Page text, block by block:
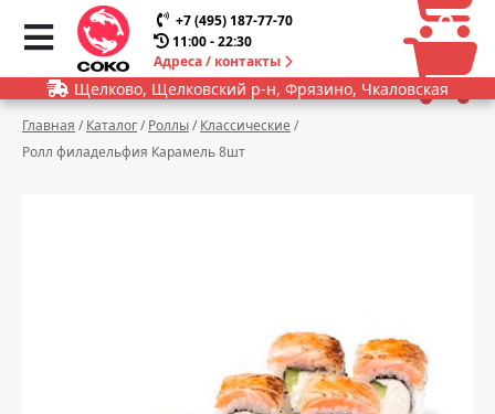
+7 (495) 187-77-70
11:00 - 22:30
Адреса / контакты
0
0
Щелково, Щелковский р-н, Фрязино, Чкаловская
Главная / Каталог/ Роллы/ Классические /
Ролл филадельфия Карамель 8шт